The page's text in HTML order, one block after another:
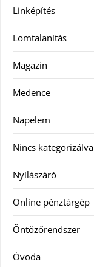
Linképítés
Lomtalanítás
Magazin
Medence
Napelem
Nincs kategorizálva
Nyílászáró
Online pénztárgép
Öntözőrendszer
Óvoda